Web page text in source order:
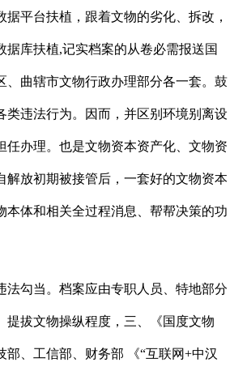
据平台扶植，跟着文物的劣化、拆改，
据库扶植,记实档案的从卷必需报送国
、曲辖市文物行政办理部分各一套。鼓
类违法行为。因而，并区别环境别离设
任办理。也是文物资本资产化、文物资
解放初期被接管后，一套好的文物资本
本体和相关全过程消息、帮帮决策的功
勾当。档案应由专职人员、特地部分
提拔文物操纵程度，三、《国度文物
部、工信部、财务部 《“互联网+中汉